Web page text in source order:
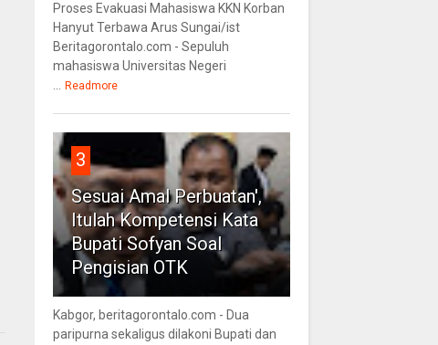
Proses Evakuasi Mahasiswa KKN Korban
Hanyut Terbawa Arus Sungai/ist
Beritagorontalo.com - Sepuluh
mahasiswa Universitas Negeri
Readmore
3
Sesuai Amal Perbuatan',
Itulah Kompetensi Kata
Bupati Sofyan Soal
Pengisian OTK
Kabgor, beritagorontalo.com - Dua
paripurna sekaligus dilakoni Bupati dan